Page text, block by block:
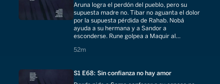
Aruna logra el perdón del pueblo, pero su
supuesta madre no. Tibar no aguanta el dolor
por la supuesta pérdida de Rahab. Nobá
ayuda a su hermana y a Sandor a
esconderse. Rune golpea a Maquir al
52m
52 minutes
S1 E68: Sin confianza no hay amor